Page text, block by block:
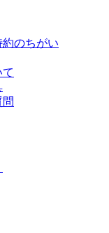
のちがい